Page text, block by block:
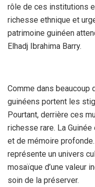
rôle de ces institutions
richesse ethnique et
patrimoine guinéen
Elhadj Ibrahima Barry.
Comme dans beaucoup
guinéens portent les
Pourtant, derrière ces
richesse rare. La
et de mémoire
représente un univers
mosaïque d’une valeur
soin de la préserver.